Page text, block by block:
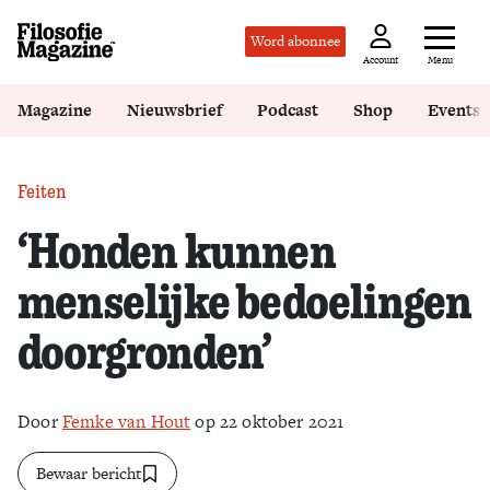
Word abonnee
Account Menu
Magazine Nieuwsbrief Podcast Shop Events
Feiten
‘Honden kunnen
menselijke bedoelingen
doorgronden’
DoorFemke van Houtop 22 oktober 2021
Bewaar bericht